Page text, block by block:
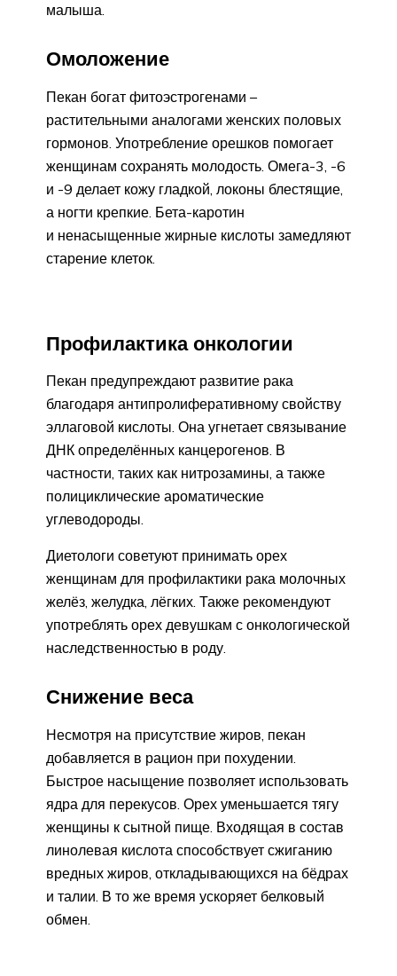
малыша.
Омоложение
Пекан богат фитоэстрогенами –
растительными аналогами женских половых
гормонов. Употребление орешков помогает
женщинам сохранять молодость. Омега-3, -6
и -9 делает кожу гладкой, локоны блестящие,
а ногти крепкие. Бета-каротин
и ненасыщенные жирные кислоты замедляют
старение клеток.
Профилактика онкологии
Пекан предупреждают развитие рака
благодаря антипролиферативному свойству
эллаговой кислоты. Она угнетает связывание
ДНК определённых канцерогенов. В
частности, таких как нитрозамины, а также
полициклические ароматические
углеводороды.
Диетологи советуют принимать орех
женщинам для профилактики рака молочных
желёз, желудка, лёгких. Также рекомендуют
употреблять орех девушкам с онкологической
наследственностью в роду.
Снижение веса
Несмотря на присутствие жиров, пекан
добавляется в рацион при похудении.
Быстрое насыщение позволяет использовать
ядра для перекусов. Орех уменьшается тягу
женщины к сытной пище. Входящая в состав
линолевая кислота способствует сжиганию
вредных жиров, откладывающихся на бёдрах
и талии. В то же время ускоряет белковый
обмен.